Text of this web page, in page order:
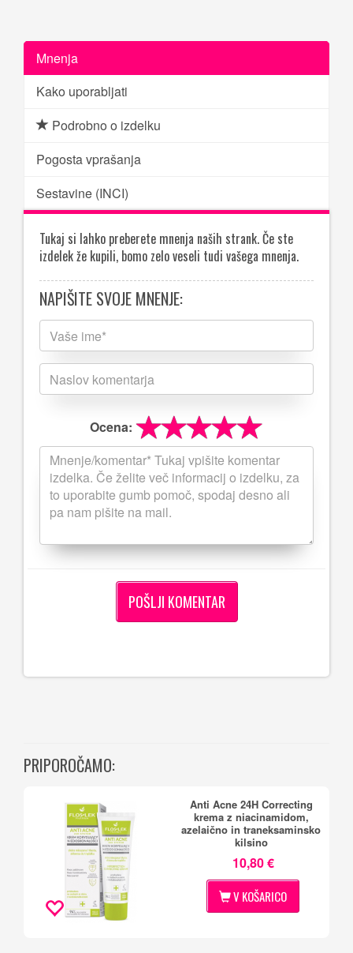
Mnenja
Kako uporabljati
Podrobno o izdelku
Pogosta vprašanja
Sestavine (INCI)
Tukaj si lahko preberete mnenja naših strank. Če ste
izdelek že kupili, bomo zelo veseli tudi vašega mnenja.
NAPIŠITE SVOJE MNENJE:
Ocena:
PRIPOROČAMO:
Anti Acne 24H Correcting
krema z niacinamidom,
azelaično in traneksaminsko
kilsino
10,80 €
V KOŠARICO